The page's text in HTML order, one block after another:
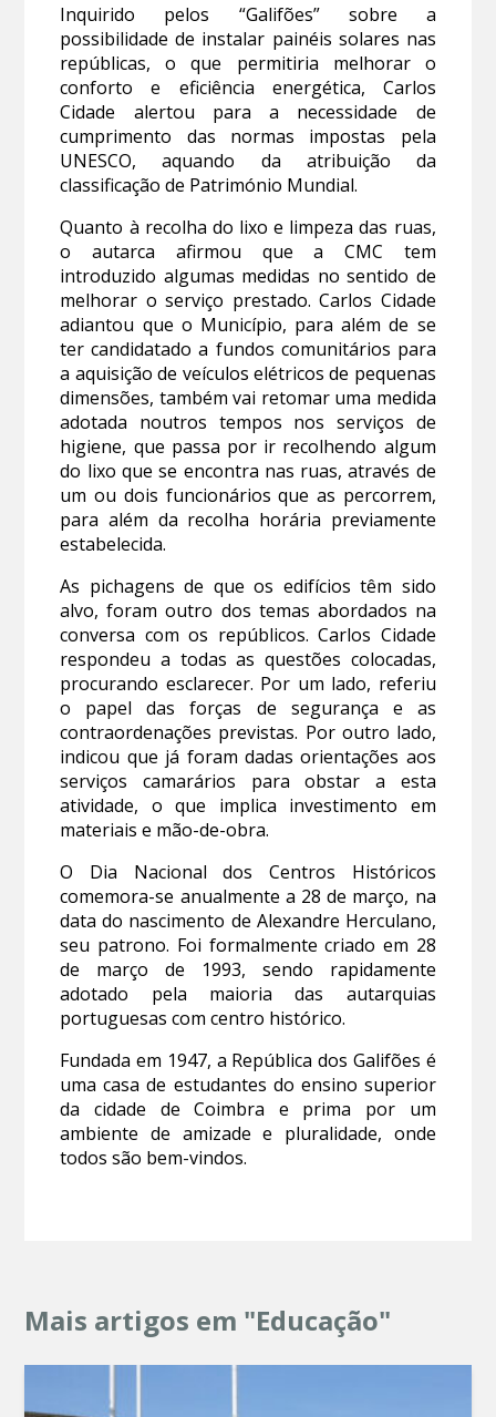
Inquirido pelos “Galifões” sobre a
possibilidade de instalar painéis solares nas
repúblicas, o que permitiria melhorar o
conforto e eficiência energética, Carlos
Cidade alertou para a necessidade de
cumprimento das normas impostas pela
UNESCO, aquando da atribuição da
classificação de Património Mundial.
Quanto à recolha do lixo e limpeza das ruas,
o autarca afirmou que a CMC tem
introduzido algumas medidas no sentido de
melhorar o serviço prestado. Carlos Cidade
adiantou que o Município, para além de se
ter candidatado a fundos comunitários para
a aquisição de veículos elétricos de pequenas
dimensões, também vai retomar uma medida
adotada noutros tempos nos serviços de
higiene, que passa por ir recolhendo algum
do lixo que se encontra nas ruas, através de
um ou dois funcionários que as percorrem,
para além da recolha horária previamente
estabelecida.
As pichagens de que os edifícios têm sido
alvo, foram outro dos temas abordados na
conversa com os repúblicos. Carlos Cidade
respondeu a todas as questões colocadas,
procurando esclarecer. Por um lado, referiu
o papel das forças de segurança e as
contraordenações previstas. Por outro lado,
indicou que já foram dadas orientações aos
serviços camarários para obstar a esta
atividade, o que implica investimento em
materiais e mão-de-obra.
O Dia Nacional dos Centros Históricos
comemora-se anualmente a 28 de março, na
data do nascimento de Alexandre Herculano,
seu patrono. Foi formalmente criado em 28
de março de 1993, sendo rapidamente
adotado pela maioria das autarquias
portuguesas com centro histórico.
Fundada em 1947, a República dos Galifões é
uma casa de estudantes do ensino superior
da cidade de Coimbra e prima por um
ambiente de amizade e pluralidade, onde
todos são bem-vindos.
Mais artigos em "Educação"